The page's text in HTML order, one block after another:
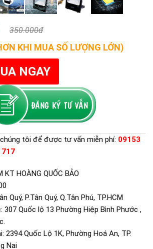
350.000đ
KHI MUA SỐ LƯỢNG LỚN)
tôi để được tư vấn miễn phí: 09153
717
KT HOÀNG QUỐC BẢO
Quý, P.Tân Quý, Q.Tân Phú, TP.HCM
307 Quốc lộ 13 Phường Hiệp Bình Phước ,
2394 Quốc Lộ 1K, Phường Hoá An, TP.
Nai